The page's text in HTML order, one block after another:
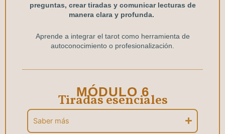
preguntas, crear tiradas y comunicar lecturas de
manera clara y profunda.
Aprende a integrar el tarot como herramienta de
autoconocimiento o profesionalización.
MÓDULO 6
Tiradas esenciales
Saber más